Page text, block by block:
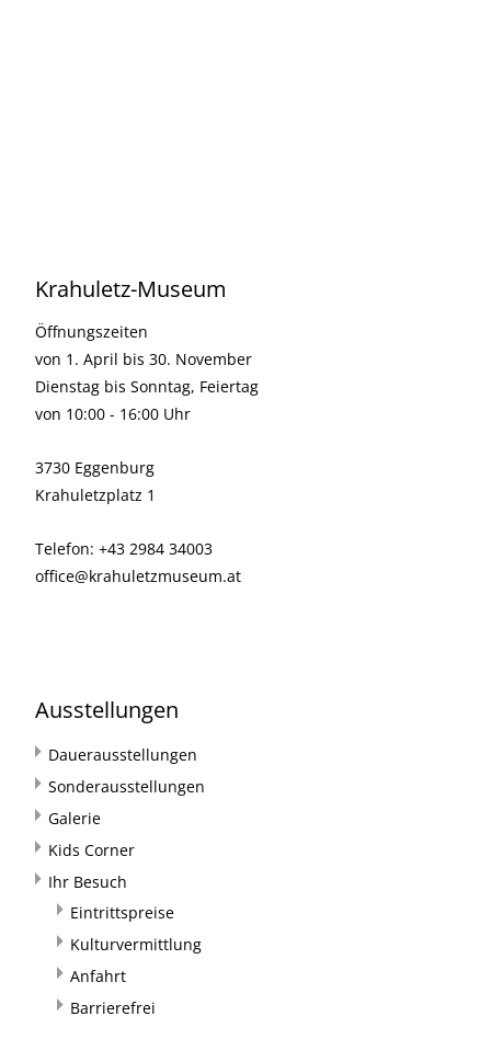
Krahuletz-Museum
Öffnungszeiten
von 1. April bis 30. November
Dienstag bis Sonntag, Feiertag
von 10:00 - 16:00 Uhr
3730 Eggenburg
Krahuletzplatz 1
Telefon: +43 2984 34003
office@krahuletzmuseum.at
Ausstellungen
Dauerausstellungen
Sonderausstellungen
Galerie
Kids Corner
Ihr Besuch
Eintrittspreise
Kulturvermittlung
Anfahrt
Barrierefrei